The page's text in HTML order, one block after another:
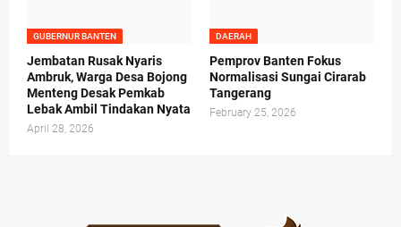
GUBERNUR BANTEN
Jembatan Rusak Nyaris
Ambruk, Warga Desa Bojong
Menteng Desak Pemkab
Lebak Ambil Tindakan Nyata
April 28, 2026
DAERAH
Pemprov Banten Fokus
Normalisasi Sungai Cirarab
Tangerang
February 25, 2026